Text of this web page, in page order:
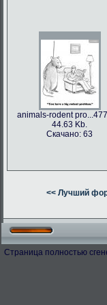
animals-rodent
44.63 Kb.
Скачано: 63
<< Лучший
Страница полностью